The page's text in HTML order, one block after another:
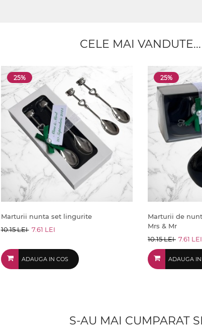
CELE MAI VANDUTE...
25%
Marturii nunta set lingurite
10.15 LEI 7.61 LEI
ADAUGA IN COS
25%
Marturii de
Mrs & Mr
10.15 LEI 7.61 LEI
ADAUGA IN
S-AU MAI CUMPARAT